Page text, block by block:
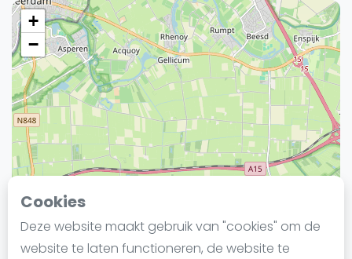
Cookies
Deze website maakt gebruik van "cookies" om de
website te laten functioneren, de website te
Vacatures
Video's
Laatste
Alles
SBN Eredivisie
Agenda
Squash
+
−